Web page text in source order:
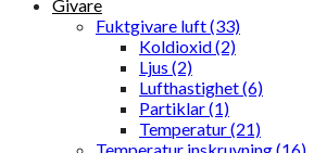
Givare
Fuktgivare luft (33)
Koldioxid (2)
Ljus (2)
Lufthastighet (6)
Partiklar (1)
Temperatur (21)